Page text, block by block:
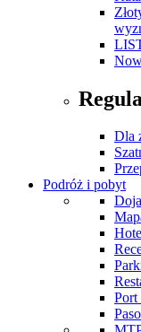
Dla
Podróż i pobyt
Port